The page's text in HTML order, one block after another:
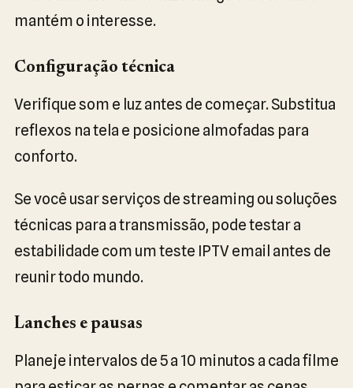
mantém o interesse.
Configuração técnica
Verifique som e luz antes de começar. Substitua
reflexos na tela e posicione almofadas para
conforto.
Se você usar serviços de streaming ou soluções
técnicas para a transmissão, pode testar a
estabilidade com um teste IPTV email antes de
reunir todo mundo.
Lanches e pausas
Planeje intervalos de 5 a 10 minutos a cada filme